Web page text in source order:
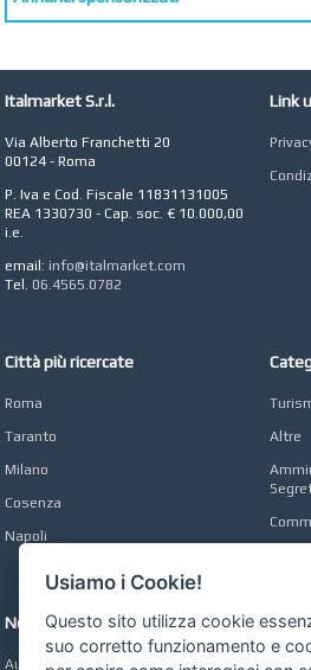
Italmarket S.r.l.
Via Alberto Franchetti 20
00124 - Roma
P. Iva e Cod. Fiscale 11831131005
REA 1330730 - Cap. soc. € 10.000,00
i.e.
email: info@italmarket.com
Tel. 06.4565.0782
Link
Città più ricercate
Roma
Taranto
Milano
Cosenza
Napoli
Altre
Network
Automobili Online
Usiamo i Cookie!
Questo sito utilizza cookie
suo corretto funzionamento e